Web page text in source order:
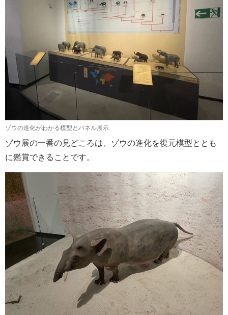
ゾウの進化がわかる模型とパネル展示
ゾウ展の一番の見どころは、ゾウの進化を復元模型ととも
に鑑賞できることです。